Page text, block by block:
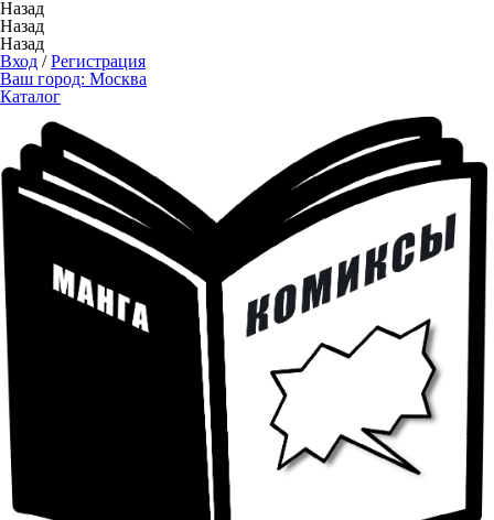
Назад
Назад
Назад
Вход /Регистрация
Ваш город: Москва
Каталог